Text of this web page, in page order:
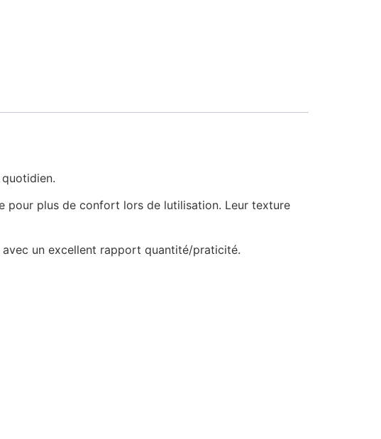
pour plus de confort lors de lutilisation. Leur texture
un excellent rapport quantité/praticité.